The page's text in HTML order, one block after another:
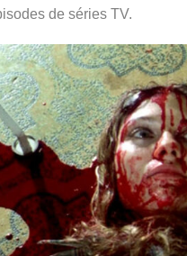
de séries TV.